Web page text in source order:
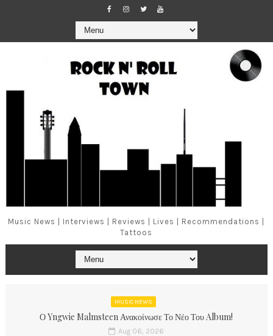
Music News | Interviews | Reviews | Lives | Recommendations |
Tattoos
MUSIC NEWS
Ο Yngwie Malmsteen Ανακοίνωσε Το Νέο Του Album!
Aug 06, 2026